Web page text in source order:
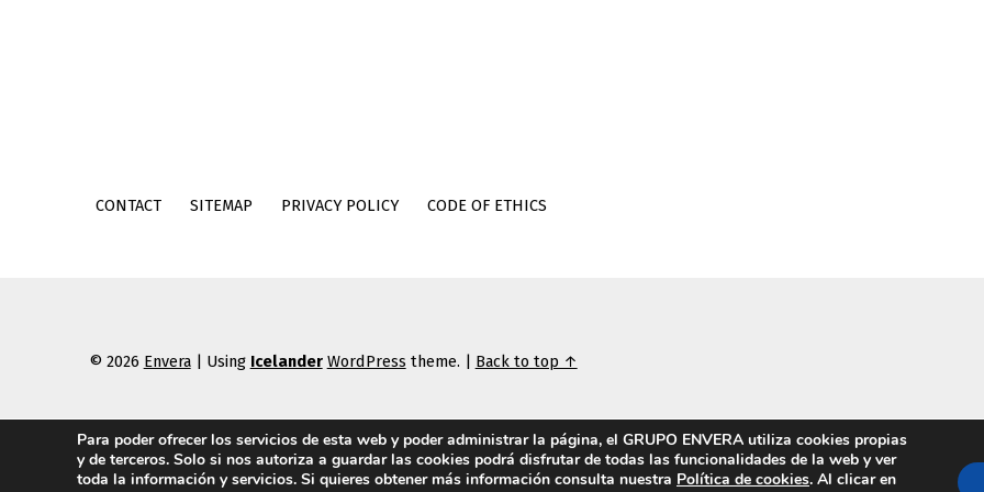
CONTACT SITEMAP PRIVACY POLICY CODE OF ETHICS
© 2026 Envera Using Icelander WordPress theme. Back to top ↑
Para poder ofrecer los servicios de esta web y poder administrar la página, el GRUPO ENVERA utiliza cookies propias
y de terceros. Solo si nos autoriza a guardar las cookies podrá disfrutar de todas las funcionalidades de la web y ver
toda la información y servicios. Si quieres obtener más información consulta nuestra Política de cookies. Al clicar en